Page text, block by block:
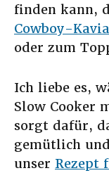
finden kann,
Cowboy-
oder zum
Ich liebe es,
Slow Cooker
sorgt dafür,
gemütlich
unser Rezept